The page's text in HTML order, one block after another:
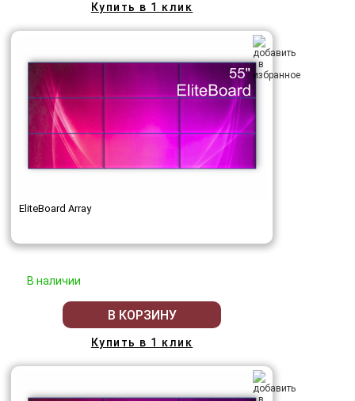
Купить в 1 клик
EliteBoard Array
В наличии
В КОРЗИНУ
Купить в 1 клик